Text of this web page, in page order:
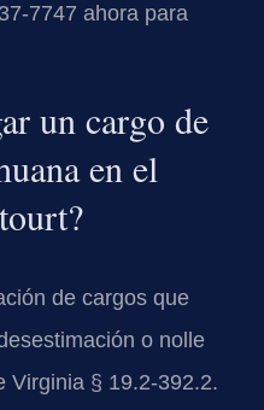
7747 ahora para
un cargo de
en el
de cargos que
o nolle
Virginia § 19.2-392.2.